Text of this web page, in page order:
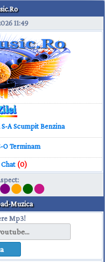
11:49
A Scumpit Benzina
O Terminam
(0)
:
Muzica
Mp3!